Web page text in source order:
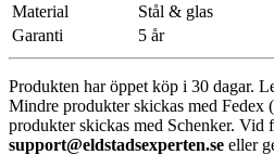
Material
Stål & glas
Garanti
5 år
Produkten har öppet köp i 30 dagar.
Mindre produkter skickas med Fedex
produkter skickas med Schenker. Vid
support@eldstadsexperten.se eller